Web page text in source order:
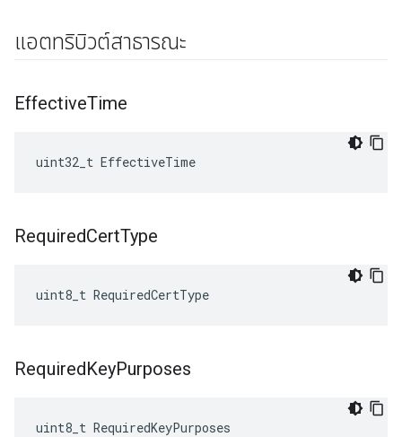
แอตทริบิวต์สาธารณะ
EffectiveTime
uint32_t EffectiveTime
RequiredCertType
uint8_t RequiredCertType
RequiredKeyPurposes
uint8_t RequiredKeyPurposes